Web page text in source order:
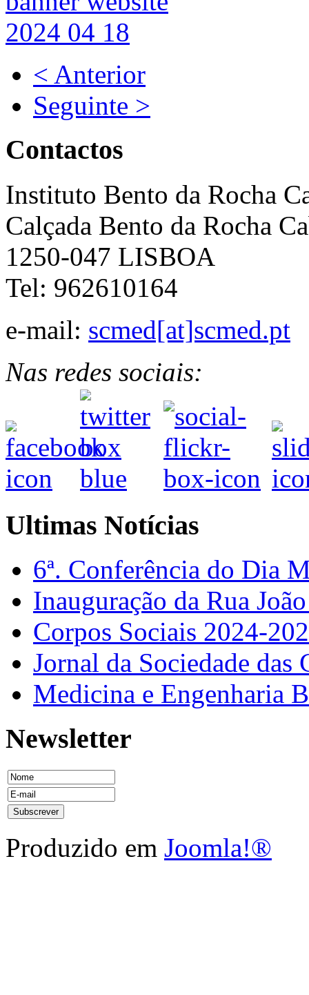
< Anterior
Seguinte >
Contactos
Instituto Bento da Rocha
Calçada Bento da Rocha
1250-047 LISBOA
Tel: 962610164
e-mail: scmed[at]scmed.pt
Nas redes sociais:
Ultimas Notícias
6ª. Conferência do Dia
Inauguração da Rua
Corpos Sociais 2024-
Jornal da Sociedade
Medicina e Engenharia
Newsletter
Produzido em Joomla!®